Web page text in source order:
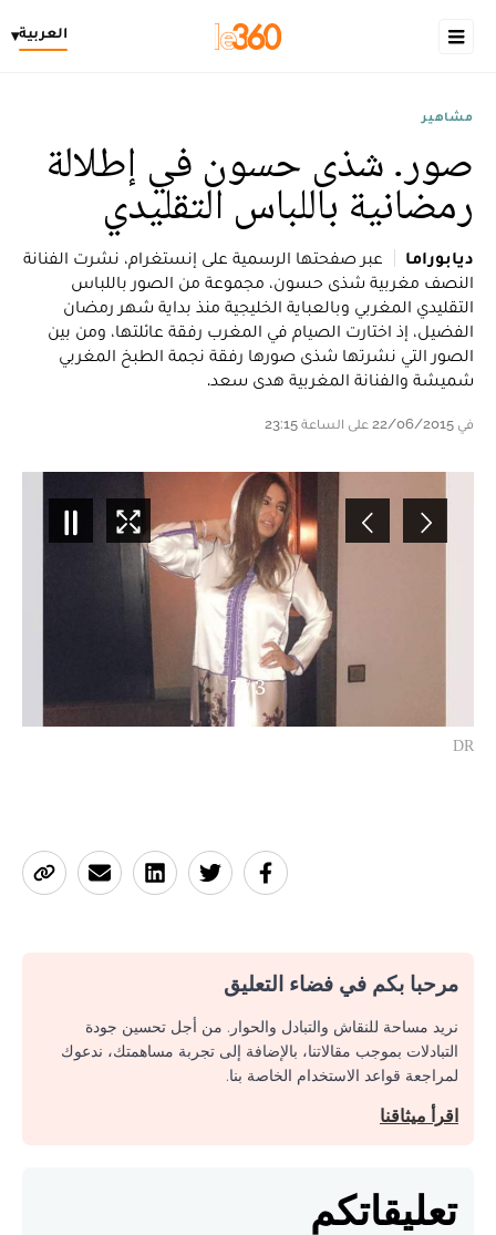
العربية▾
مشاهير
صور. شذى حسون في إطلالة
رمضانية باللباس التقليدي
ديابوراما
عبر صفحتها الرسمية على إنستغرام، نشرت الفنانة
النصف مغربية شذى حسون، مجموعة من الصور باللباس
التقليدي المغربي وبالعباية الخليجية منذ بداية شهر رمضان
الفضيل، إذ اختارت الصيام في المغرب رفقة عائلتها، ومن بين
الصور التي نشرتها شذى صورها رفقة نجمة الطبخ المغربي
شميشة والفنانة المغربية هدى سعد.
في 22/06/2015 على الساعة 23:15
3
/
7
DR
مرحبا بكم في فضاء التعليق
نريد مساحة للنقاش والتبادل والحوار. من أجل تحسين جودة
التبادلات بموجب مقالاتنا، بالإضافة إلى تجربة مساهمتك، ندعوك
لمراجعة قواعد الاستخدام الخاصة بنا.
اقرأ ميثاقنا
تعليقاتكم